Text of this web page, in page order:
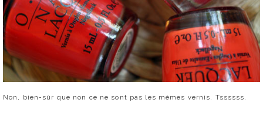
Non, bien-sûr que non ce ne sont pas les mêmes vernis. Tssssss.